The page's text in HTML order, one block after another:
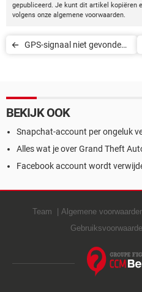
gepubliceerd. Je kunt dit artikel kopiëren
volgens onze algemene voorwaarden.
GPS-signaal niet gevonden
BEKIJK OOK
Snapchat-account per ongeluk
Alles wat je over Grand Theft
Facebook account wordt
Team Algemene